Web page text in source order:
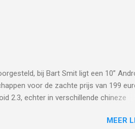
bij Bart Smit ligt een 10”
voor de zachte prijs van 199
2.3, echter in verschillende chineze
artikel is te lezen hoe de tablet naar
MEER